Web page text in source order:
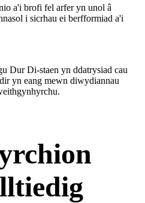
a'i brofi fel arfer yn unol â
i sicrhau ei berfformiad a'i
Dur Di-staen yn ddatrysiad cau
yn eang mewn diwydiannau